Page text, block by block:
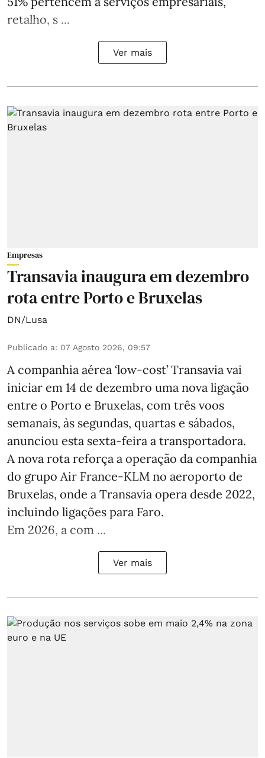
retalho, s ...
Ver mais
Empresas
Transavia inaugura em dezembro
rota entre Porto e Bruxelas
DN/Lusa
Publicado a: 07 Agosto 2026, 09:57
A companhia aérea ‘low-cost’ Transavia vai
iniciar em 14 de dezembro uma nova ligação
entre o Porto e Bruxelas, com três voos
semanais, às segundas, quartas e sábados,
anunciou esta sexta-feira a transportadora.
A nova rota reforça a operação da companhia
do grupo Air France-KLM no aeroporto de
Bruxelas, onde a Transavia opera desde 2022,
incluindo ligações para Faro.
Em 2026, a com ...
Ver mais